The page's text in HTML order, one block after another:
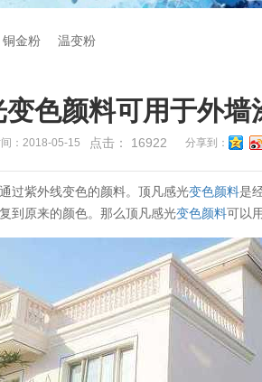
铜金粉 温变粉
变色颜料可用于外墙
：2018-05-15 点击： 16922 分享到：
过紫外线变色的颜料。顶凡感光变色颜料是
到原来的颜色。那么顶凡感光变色颜料可以